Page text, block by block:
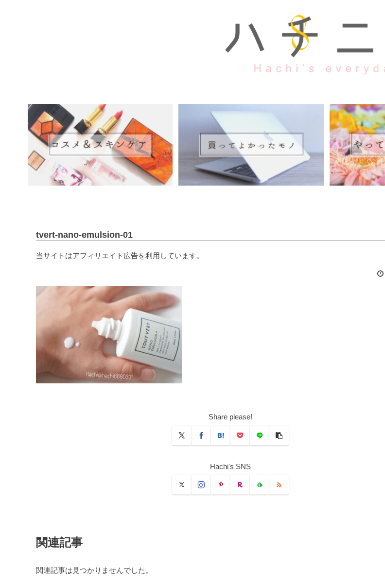
tvert-nano-emulsion-01
当サイトはアフィリエイト広告を利用しています。
Share please!
Hachi's SNS
関連記事
関連記事は見つかりませんでした。